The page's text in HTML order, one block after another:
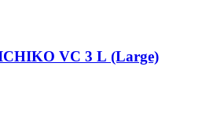
ICHIKO VC 3 L (Large)